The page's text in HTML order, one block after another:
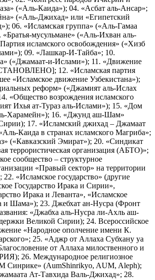
(«Аль-Каида»); 04. «Асбат аль-Ансар»;
(«Аль-Джихад» или «Египетский
06. «Исламская группа» («Аль-Гамаа
мусульмане» («Аль-Ихван аль-
исламского освобождения» («Хизб
09. «Лашкар-И-Тайба»; 10.
(«Джамаат-и-Ислами»); 11. «Движение
12. «Исламская партия
«Исламское движение Узбекистана»);
реформ» («Джамият аль-Ислах
«Общество возрождения исламского
Ихья ат-Тураз аль-Ислами»); 15. «Дом
Харамейн»); 16. «Джунд аш-Шам»
17. «Исламский джихад – Джамаат
Каида в странах исламского Магриба»;
(«Кавказский Эмират»); 20. «Синдикат
террористическая организация (АБТО)»;
сообщество – структурное
«Правый сектор» на территории
«Исламское государство» (другие
Государство Ирака и Сирии»,
Ирака и Леванта», «Исламское
и Шама»); 23. Джебхат ан-Нусра (Фронт
«Джабха аль-Нусра ли-Ахль аш-
Великой Сирии); 24. Всероссийское
«Народное ополчение имени К.
25. «Аджр от Аллаха Субхану уа
от Аллаха милоственного и
26. Международное религиозное
Синрике» (AumShinrikyo, AUM, Aleph);
Ат-Тавхида Валь-Джихад»; 28.